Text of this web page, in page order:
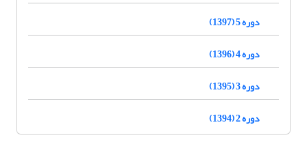
دوره 5 (1397)
دوره 4 (1396)
دوره 3 (1395)
دوره 2 (1394)